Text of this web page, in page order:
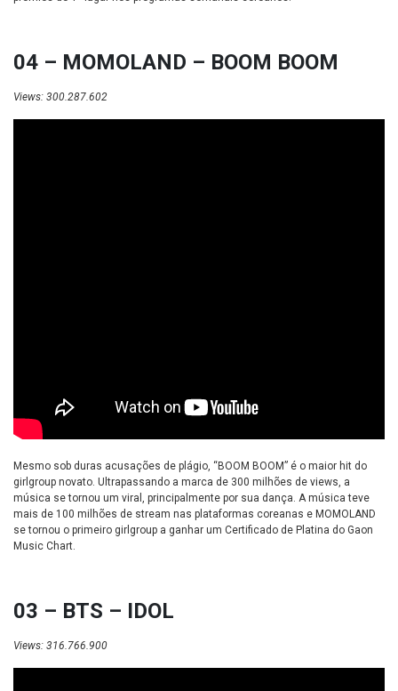
04 – MOMOLAND – BOOM BOOM
Views: 300.287.602
Mesmo sob duras acusações de plágio, “BOOM BOOM” é o maior hit do
girlgroup novato. Ultrapassando a marca de 300 milhões de views, a
música se tornou um viral, principalmente por sua dança. A música teve
mais de 100 milhões de stream nas plataformas coreanas e MOMOLAND
se tornou o primeiro girlgroup a ganhar um Certificado de Platina do Gaon
Music Chart.
03 – BTS – IDOL
Views: 316.766.900